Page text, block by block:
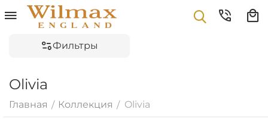
Фильтры
Olivia
Главная / Коллекция / Olivia